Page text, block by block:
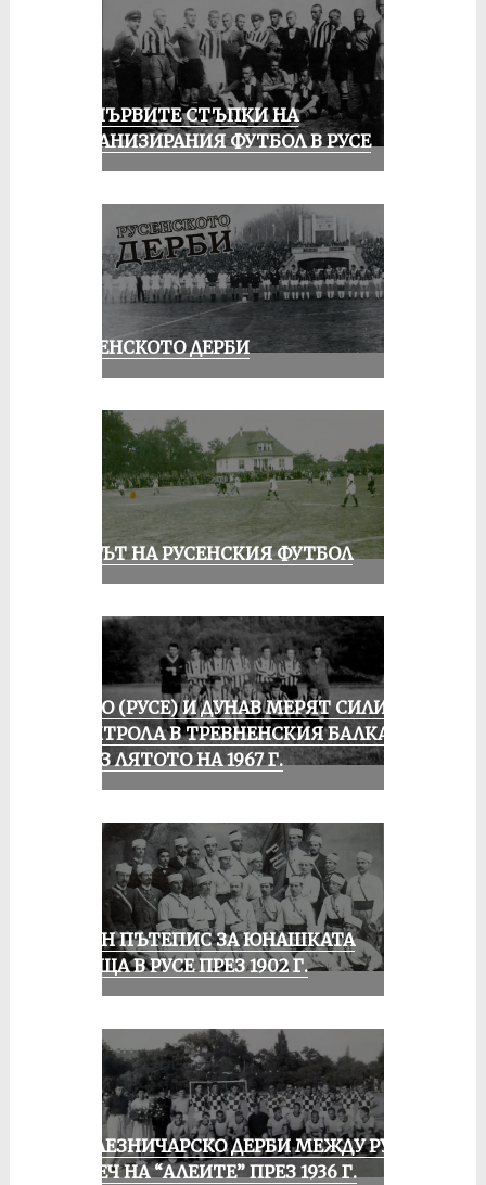
ЗА ПЪРВИТЕ СТЪПКИ НА
ОРГАНИЗИРАНИЯ ФУТБОЛ В РУСЕ
РУСЕНСКОТО ДЕРБИ
ВЕКЪТ НА РУСЕНСКИЯ ФУТБОЛ
ЛОКО (РУСЕ) И ДУНАВ МЕРЯТ СИЛИ В
КОНТРОЛА В ТРЕВНЕНСКИЯ БАЛКАН
ПРЕЗ ЛЯТОТО НА 1967 Г.
ЕДИН ПЪТЕПИС ЗА ЮНАШКАТА
СРЕЩА В РУСЕ ПРЕЗ 1902 Г.
ЖЕЛЕЗНИЧАРСКО ДЕРБИ МЕЖДУ РУСЕ
И ПЕЧ НА “АЛЕИТЕ” ПРЕЗ 1936 Г.